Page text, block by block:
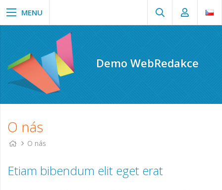
Demo WebRedakce
O nás
O nás
Etiam bibendum elit eget erat